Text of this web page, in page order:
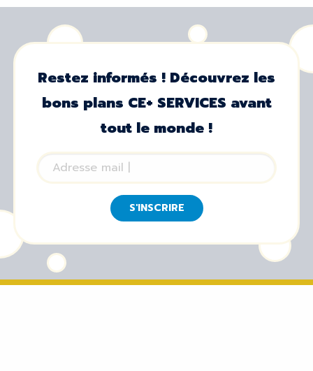
Restez informés ! Découvrez les
bons plans CE+ SERVICES avant
tout le monde !
S'INSCRIRE